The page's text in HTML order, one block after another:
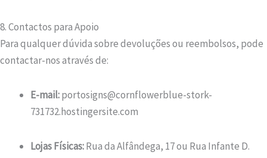
8. Contactos para Apoio
Para qualquer dúvida sobre devoluções ou reembolsos, pode
contactar-nos através de:
E-mail:portosigns@cornflowerblue-stork-
731732.hostingersite.com
Lojas Físicas:Rua da Alfândega, 17 ou Rua Infante D.